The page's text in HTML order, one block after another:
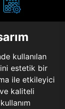
kullanılan
estetik bir
ile etkileyici
kaliteli